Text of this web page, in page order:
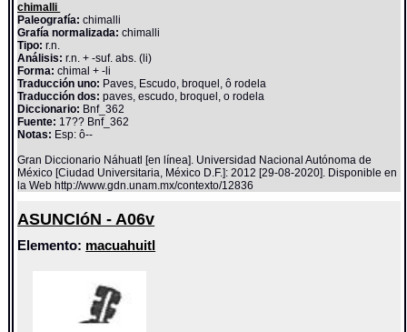
chimalli
Paleografía: chimalli
Grafía normalizada: chimalli
Tipo: r.n.
Análisis: r.n. + -suf. abs. (li)
Forma: chimal + -li
Traducción uno: Paves, Escudo, broquel, ô rodela
Traducción dos: paves, escudo, broquel, o rodela
Diccionario: Bnf_362
Fuente: 17?? Bnf_362
Notas: Esp: ô--
Gran Diccionario Náhuatl [en línea]. Universidad Nacional Autónoma de
México [Ciudad Universitaria, México D.F.]: 2012 [29-08-2020]. Disponible en
la Web http://www.gdn.unam.mx/contexto/12836
ASUNCIóN - A06v
Elemento: macuahuitl